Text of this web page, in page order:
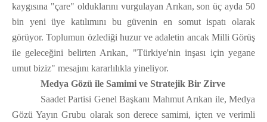
kaygısına "çare" olduklarını vurgulayan Arıkan, son üç ayda 50
bin yeni üye katılımını bu güvenin en somut ispatı olarak
görüyor. Toplumun özlediği huzur ve adaletin ancak Milli Görüş
ile geleceğini belirten Arıkan, "Türkiye'nin inşası için yegane
umut biziz" mesajını kararlılıkla yineliyor.
Medya Gözü ile Samimi ve Stratejik Bir Zirve
Saadet Partisi Genel Başkanı Mahmut Arıkan ile, Medya
Gözü Yayın Grubu olarak son derece samimi, içten ve verimli